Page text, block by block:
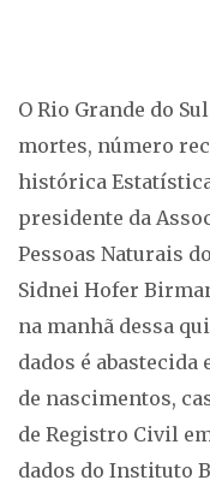
O Rio Grande do
mortes, número
histórica
presidente da
Pessoas Naturais
Sidnei Hofer
na manhã dessa
dados é
de nascimentos,
de Registro Civil
dados do Instituto